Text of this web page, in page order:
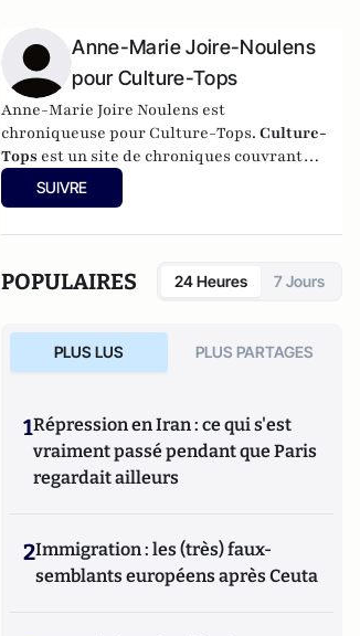
Anne-Marie Joire-Noulens
pour Culture-Tops
Anne-Marie Joire Noulens est
chroniqueuse pour Culture-Tops.Culture-
Tops est un site de chroniques couvrant
l'ensemble de l'activité culturelle (théâtre,
One Man Shows, opéras, ballets, spectacles
Paugam , journaliste et écrivain, et son fils,
Gabriel Lecarpentier-Paugam.
SUIVRE
POPULAIRES 24 Heures 7 Jours
PLUS LUS PLUS PARTAGES
1Répression en Iran : ce qui s'est
vraiment passé pendant que Paris
regardait ailleurs
2Immigration : les (très) faux-
semblants européens après Ceuta